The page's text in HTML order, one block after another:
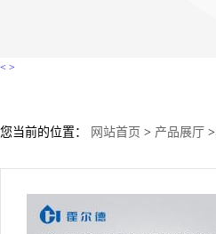
< >
您当前的位置： 网站首页 > 产品展厅 >